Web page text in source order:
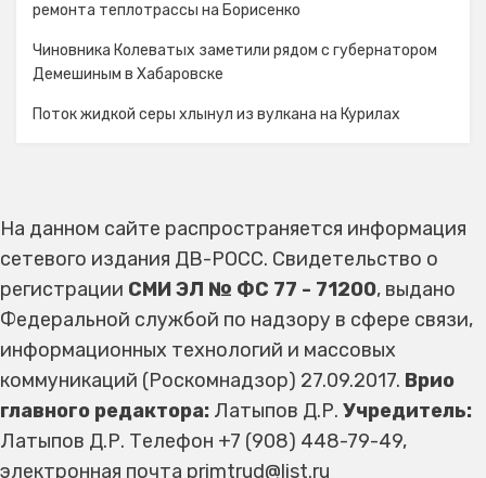
ремонта теплотрассы на Борисенко
Чиновника Колеватых заметили рядом с губернатором
Демешиным в Хабаровске
Поток жидкой серы хлынул из вулкана на Курилах
На данном сайте распространяется информация
сетевого издания ДВ-РОСС. Свидетельство о
регистрации СМИ ЭЛ № ФС 77 - 71200, выдано
Федеральной службой по надзору в сфере связи,
информационных технологий и массовых
коммуникаций (Роскомнадзор) 27.09.2017. Врио
главного редактора: Латыпов Д.Р. Учредитель:
Латыпов Д.Р. Телефон +7 (908) 448-79-49,
электронная почта primtrud@list.ru